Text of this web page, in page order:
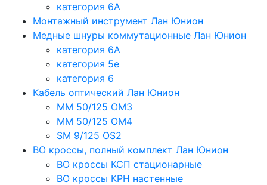
категория 6A
Монтажный инструмент Лан Юнион
Медные шнуры коммутационные Лан Юнион
категория 6A
категория 5e
категория 6
Кабель оптический Лан Юнион
MM 50/125 OM3
MM 50/125 OM4
SM 9/125 OS2
ВО кроссы, полный комплект Лан Юнион
ВО кроссы КСП стационарные
ВО кроссы КРН настенные